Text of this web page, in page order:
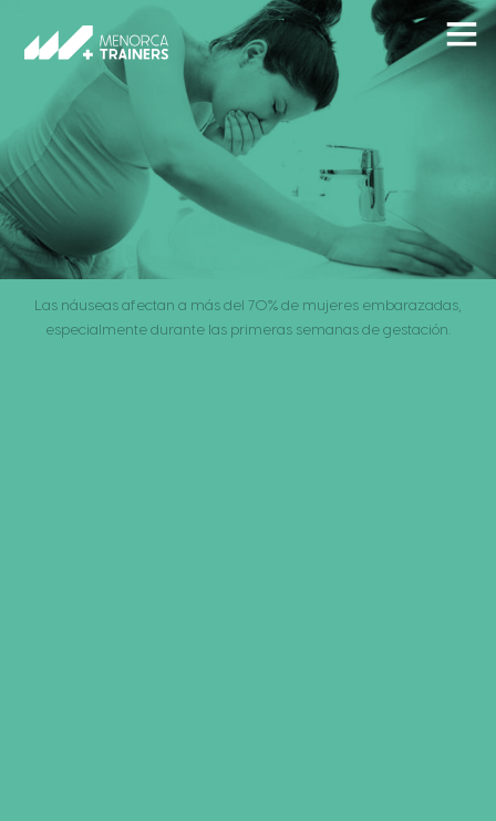
Las náuseas afectan a más del 70% de mujeres embarazadas,
especialmente durante las primeras semanas de gestación.